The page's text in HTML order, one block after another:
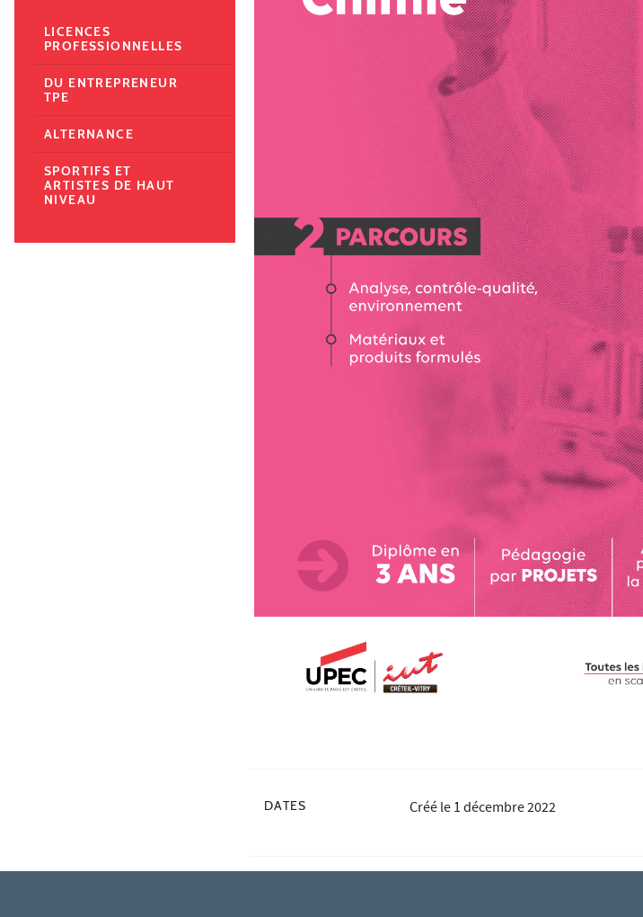
DATES Créé le1 décembre 2022
LICENCES
PROFESSIONNELLES
DU ENTREPRENEUR
TPE
ALTERNANCE
SPORTIFS ET
ARTISTES DE HAUT
NIVEAU